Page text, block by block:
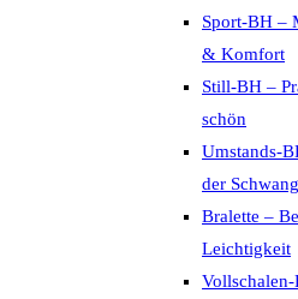
Sport-BH –
& Komfort
Still-BH –
schön
Umstands-
der
Bralette –
Leichtigkeit